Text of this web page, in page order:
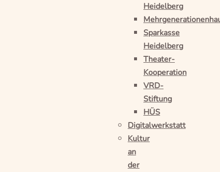
Heidelberg
Sparkasse
Heidelberg
Theater-
Kooperation
VRD-
Stiftung
HÜS
Digitalwerkstatt
Kultur
an
der